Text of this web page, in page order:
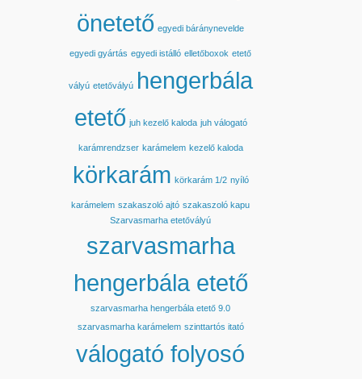
önetető egyedi báránynevelde
egyedi gyártás egyedi istálló elletőboxok etető
vályú etetővályú hengerbála
etető juh kezelő kaloda juh válogató
karámrendzser karámelem kezelő kaloda
körkarám körkarám 1/2 nyíló
karámelem szakaszoló ajtó szakaszoló kapu
Szarvasmarha etetővályú
szarvasmarha
hengerbála etető
szarvasmarha hengerbála etető 9.0
szarvasmarha karámelem szinttartós itató
válogató folyosó